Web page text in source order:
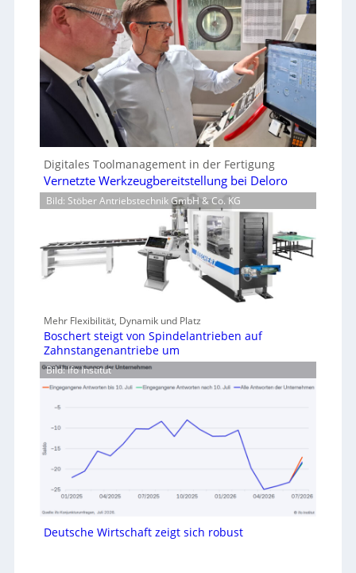
Digitales Toolmanagement in der Fertigung
Vernetzte Werkzeugbereitstellung bei Deloro
Bild: Stöber Antriebstechnik GmbH & Co. KG
Mehr Flexibilität, Dynamik und Platz
Boschert steigt von Spindelantrieben auf
Zahnstangenantriebe um
Bild: Ifo Institut
Deutsche Wirtschaft zeigt sich robust